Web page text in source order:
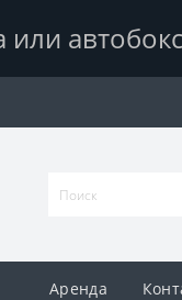
Аренда